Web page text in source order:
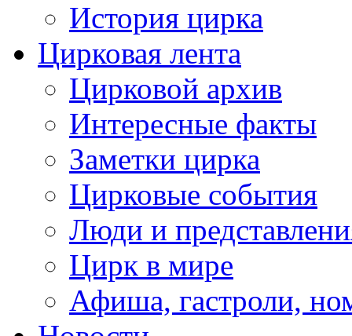
История цирка
Цирковая лента
Цирковой архив
Интересные факты
Заметки цирка
Цирковые события
Люди и
Цирк в мире
Афиша, гастроли,